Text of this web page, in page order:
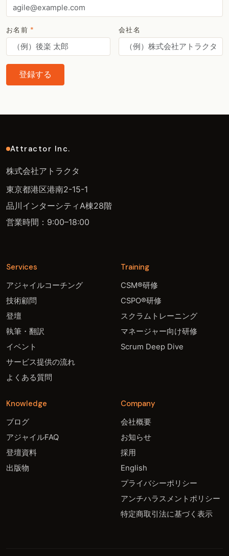
お名前 * 会社名
登録する
Attractor Inc.
株式会社アトラクタ
東京都港区港南2-15-1
品川インターシティA棟28階
営業時間：9:00–18:00
Services
アジャイルコーチング
技術顧問
登壇
執筆・翻訳
イベント
サービス提供の流れ
よくある質問
Training
CSM®研修
CSPO®研修
スクラムトレーニング
マネージャー向け研修
Scrum Deep Dive
Knowledge
ブログ
アジャイルFAQ
登壇資料
出版物
Company
会社概要
お知らせ
採用
English
プライバシーポリシー
アンチハラスメントポリシー
特定商取引法に基づく表示